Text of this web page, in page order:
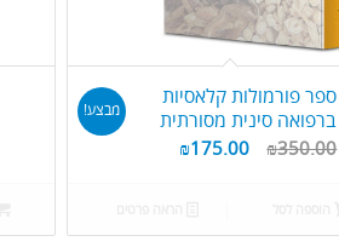
ספר פורמולות קלאסיות
ברפואה סינית מסורתית
₪350.00
₪175.00
מבצע!